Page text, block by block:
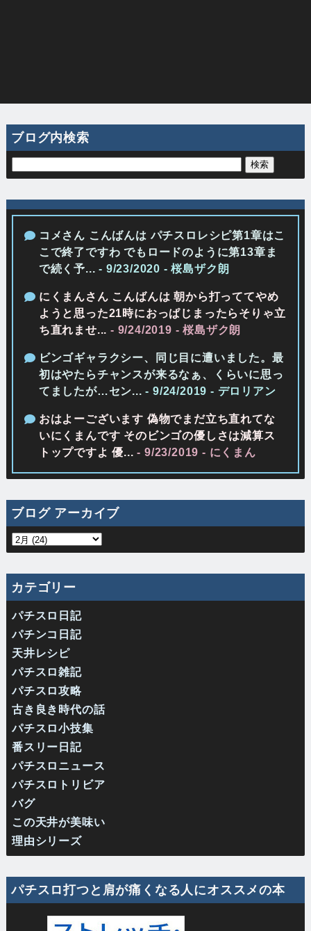
ブログ内検索
コメさん こんばんは パチスロレシピ第1章はこ
こで終了ですわ でもロードのように第13章ま
で続く予... - 9/23/2020 - 桜島ザク朗
にくまんさん こんばんは 朝から打っててやめ
ようと思った21時におっぱじまったらそりゃ立
ち直れませ... - 9/24/2019 - 桜島ザク朗
ビンゴギャラクシー、同じ目に遭いました。最
初はやたらチャンスが来るなぁ、くらいに思っ
てましたが…セン... - 9/24/2019 - デロリアン
おはよーございます 偽物でまだ立ち直れてな
いにくまんです そのビンゴの優しさは減算ス
トップですよ 優... - 9/23/2019 - にくまん
ブログ アーカイブ
カテゴリー
パチスロ日記
パチンコ日記
天井レシピ
パチスロ雑記
パチスロ攻略
古き良き時代の話
パチスロ小技集
番スリー日記
パチスロニュース
パチスロトリビア
バグ
この天井が美味い
理由シリーズ
パチスロ打つと肩が痛くなる人にオススメの本